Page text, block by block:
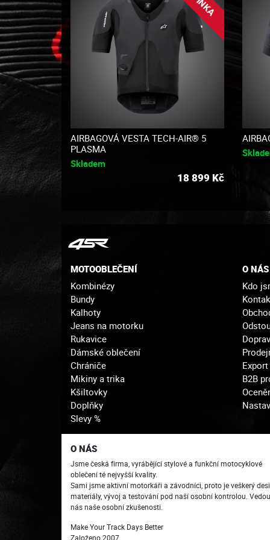
AIRBAGOVÁ VESTA TECH-AIR® 5
PLASMA
Skladem
18 899 Kč
MOTOOBLEČENÍ
Kombinézy
Bundy
Kalhoty
Jeans na motorku
Rukavice
Dámské oblečení
Chrániče
Mikiny a trika
Kšiltovky
Doplňky
Slevy %
O NÁS
Kdo
Export
B2B
O NÁS
Jsme česká firma, vyrábějící stylové a funkční motocyklové
oblečení té nejvyšší kvality.
Sami jsme aktivní motorkáři a závodníci, proto je veškerý
materiály, vývoj a testování pod naší osobní kontrolou. Vedou
nás naše osobní zkušenosti.
Make Your Track Days Better
Založeno 2007